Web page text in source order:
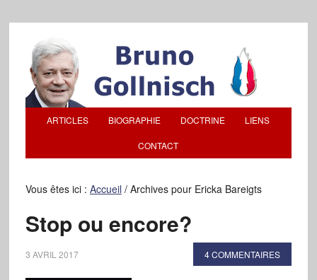
ARTICLES BIOGRAPHIE DOCTRINE LIENS
CONTACT
Vous êtes ici : Accueil /Archives pour Ericka Bareigts
Stop ou encore?
3 AVRIL 2017 4 COMMENTAIRES